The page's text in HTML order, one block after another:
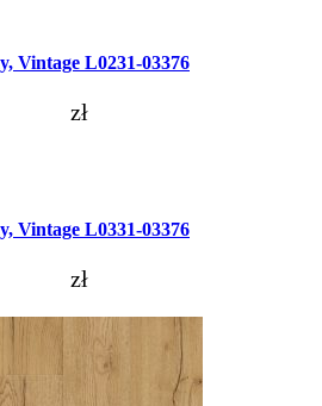
Vintage L0231-03376
zł
Vintage L0331-03376
zł